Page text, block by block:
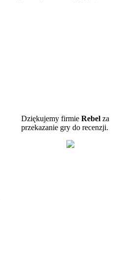
Dziękujemy firmie Rebel za
przekazanie gry do recenzji.